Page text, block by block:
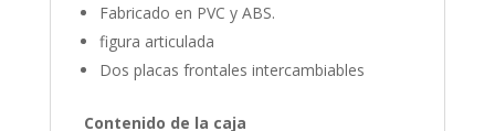
Fabricado en PVC y ABS.
figura articulada
Dos placas frontales intercambiables
Contenido de la caja